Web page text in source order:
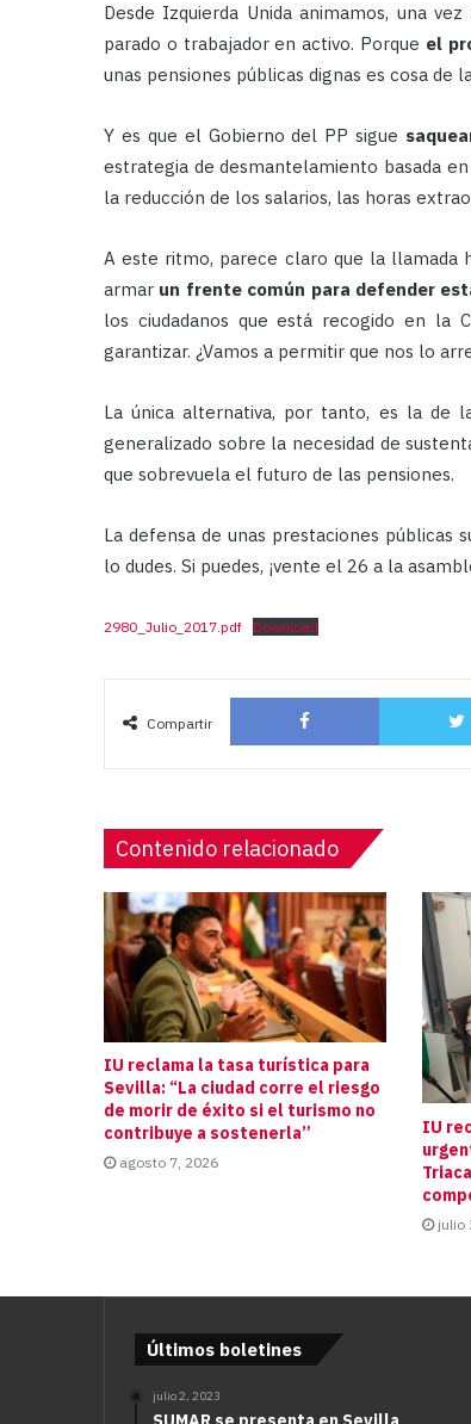
Desde Izquierda Unida animamos, una
parado o trabajador en activo. Porque el
unas pensiones públicas dignas es cosa de
Y es que el Gobierno del PP sigue
estrategia de desmantelamiento basada
la reducción de los salarios, las horas
A este ritmo, parece claro que la llamada
armar un frente común para defender
los ciudadanos que está recogido en la
garantizar. ¿Vamos a permitir que nos lo
La única alternativa, por tanto, es la de
generalizado sobre la necesidad de
que sobrevuela el futuro de las pensiones.
La defensa de unas prestaciones públicas
lo dudes. Si puedes, ¡vente el 26 a la
2980_Julio_2017.pdf Download
Compartir
Facebook
Contenido relacionado
IU reclama la tasa turística para
Sevilla: “La ciudad corre el riesgo
de morir de éxito si el turismo no
contribuye a sostenerla”
agosto 7, 2026
IU
julio
Últimos boletines
julio 2, 2023